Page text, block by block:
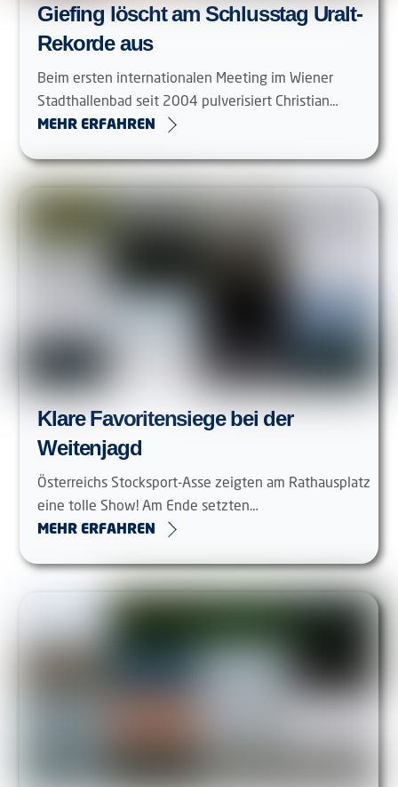
Giefing löscht am Schlusstag Uralt-
Rekorde aus
Beim ersten internationalen Meeting im Wiener
Stadthallenbad seit 2004 pulverisiert Christian…
MEHR ERFAHREN
Klare Favoritensiege bei der
Weitenjagd
Österreichs Stocksport-Asse zeigten am Rathausplatz
eine tolle Show! Am Ende setzten…
MEHR ERFAHREN